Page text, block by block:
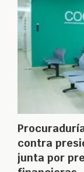
contra
junta por